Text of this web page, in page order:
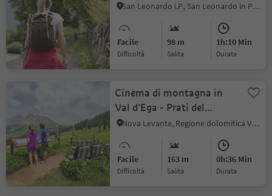
San Leonardo i.P., San Leonardo in Passiria, Merano e dintorni
Facile
Difficoltà
98 m
Salita
1h:10 Min
durata
Cinema di montagna in
Val d’Ega - Prati del
Latemar
Nova Levante, Regione dolomitica Val d'Ega
Facile
Difficoltà
163 m
Salita
0h:36 Min
durata